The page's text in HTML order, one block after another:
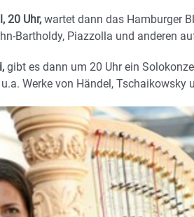
20 Uhr, wartet dann das Hamburger
Bartholdy, Piazzolla und anderen
gibt es dann um 20 Uhr ein
Werke von Händel, Tschaikowsky